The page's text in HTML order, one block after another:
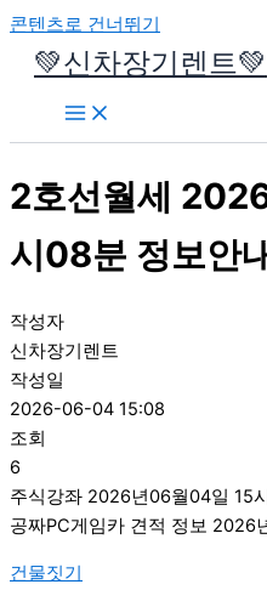
콘텐츠로 건너뛰기
💚신차장기렌트💚
2호선월세
시08분 정보안
작성자
신차장기렌트
작성일
2026-06-04 15:08
조회
6
주식강좌 2026년06월04일 15
공짜PC게임카 견적 정보 2026
건물짓기